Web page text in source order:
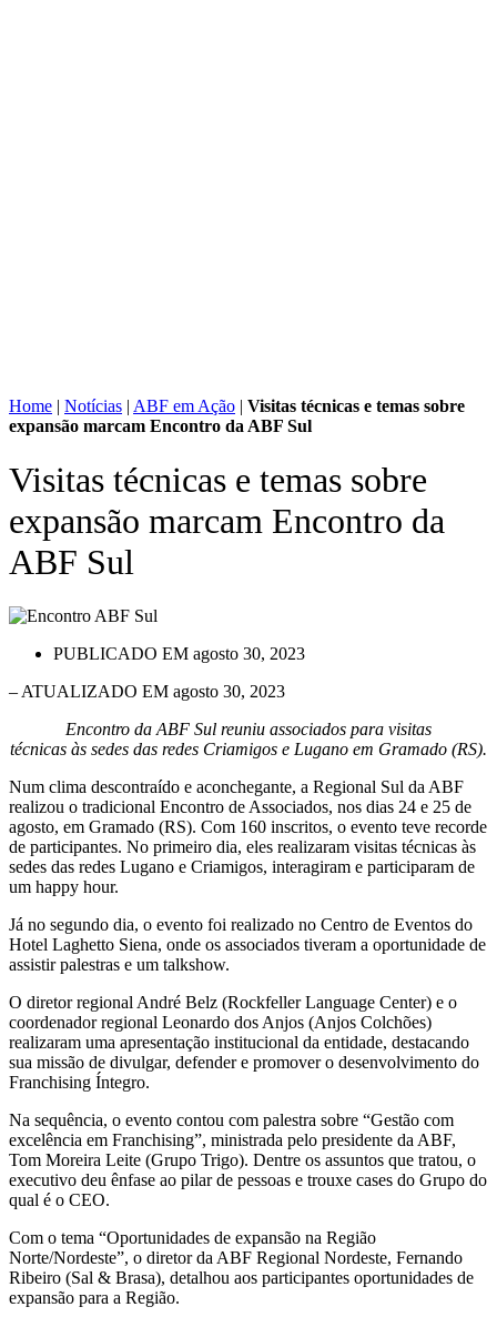
Home | Notícias | ABF em Ação | Visitas técnicas e temas sobre
expansão marcam Encontro da ABF Sul
Visitas técnicas e temas sobre
expansão marcam Encontro da
ABF Sul
PUBLICADO EM agosto 30, 2023
– ATUALIZADO EM agosto 30, 2023
Encontro da ABF Sul reuniu associados para visitas
técnicas às sedes das redes Criamigos e Lugano em Gramado (RS).
Num clima descontraído e aconchegante, a Regional Sul da ABF
realizou o tradicional Encontro de Associados, nos dias 24 e 25 de
agosto, em Gramado (RS). Com 160 inscritos, o evento teve recorde
de participantes. No primeiro dia, eles realizaram visitas técnicas às
sedes das redes Lugano e Criamigos, interagiram e participaram de
um happy hour.
Já no segundo dia, o evento foi realizado no Centro de Eventos do
Hotel Laghetto Siena, onde os associados tiveram a oportunidade de
assistir palestras e um talkshow.
O diretor regional André Belz (Rockfeller Language Center) e o
coordenador regional Leonardo dos Anjos (Anjos Colchões)
realizaram uma apresentação institucional da entidade, destacando
sua missão de divulgar, defender e promover o desenvolvimento do
Franchising Íntegro.
Na sequência, o evento contou com palestra sobre “Gestão com
excelência em Franchising”, ministrada pelo presidente da ABF,
Tom Moreira Leite (Grupo Trigo). Dentre os assuntos que tratou, o
executivo deu ênfase ao pilar de pessoas e trouxe cases do Grupo do
qual é o CEO.
Com o tema “Oportunidades de expansão na Região
Norte/Nordeste”, o diretor da ABF Regional Nordeste, Fernando
Ribeiro (Sal & Brasa), detalhou aos participantes oportunidades de
expansão para a Região.